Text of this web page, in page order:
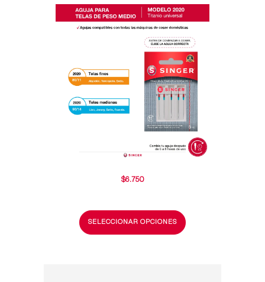
$6.750
SELECCIONAR OPCIONES